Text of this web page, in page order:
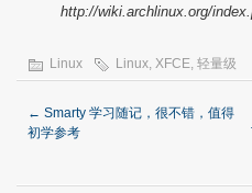
http://wiki.archlinux.org/
Linux Linux, XFCE, 轻量级
← Smarty 学习随记，很不错，值得
初学参考